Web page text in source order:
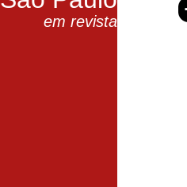
em revista